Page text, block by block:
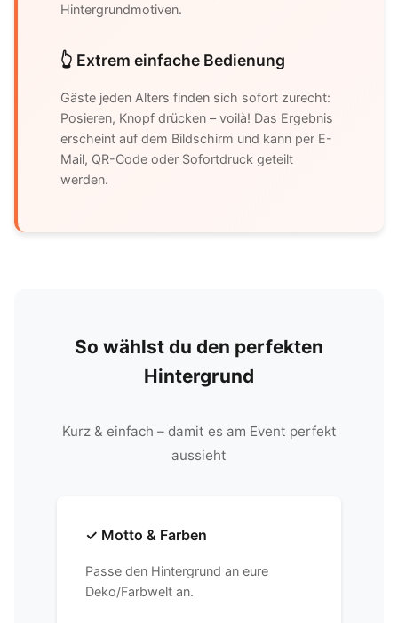
Hintergrundmotiven.
👆 Extrem einfache Bedienung
Gäste jeden Alters finden sich sofort zurecht:
Posieren, Knopf drücken – voilà! Das Ergebnis
erscheint auf dem Bildschirm und kann per E-
Mail, QR-Code oder Sofortdruck geteilt
werden.
So wählst du den perfekten
Hintergrund
Kurz & einfach – damit es am Event perfekt
aussieht
✓ Motto & Farben
Passe den Hintergrund an eure
Deko/Farbwelt an.